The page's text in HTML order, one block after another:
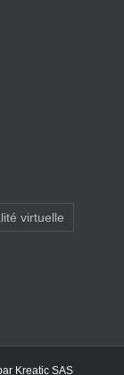
virtuelle
Kreatic SAS